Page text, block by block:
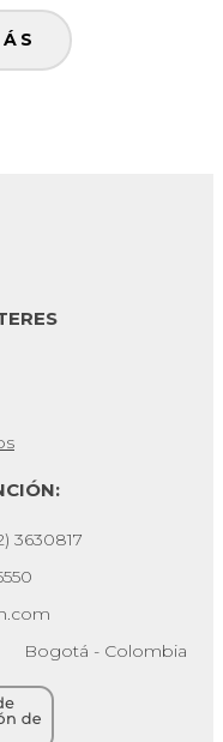
3630817
Bogotá - Colombia